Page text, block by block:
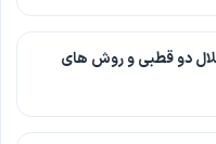
دو قطبی و روش های